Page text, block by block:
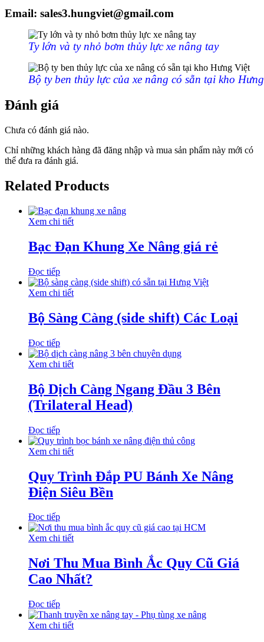
Email: sales3.hungviet@gmail.com
Ty lớn và ty nhỏ bơm thủy lực xe nâng tay
Bộ ty ben thủy lực của xe nâng có sẵn tại kho
Đánh giá
Chưa có đánh giá nào.
Chỉ những khách hàng đã đăng nhập và mua sản phẩm này mới có
thể đưa ra đánh giá.
Related Products
Xem chi tiết
Bạc Đạn Khung Xe Nâng giá rẻ
Đọc tiếp
Xem chi tiết
Bộ Sàng Càng (side shift) Các Loại
Đọc tiếp
Xem chi tiết
Bộ Dịch Càng Ngang Đầu 3 Bên
(Trilateral Head)
Đọc tiếp
Xem chi tiết
Quy Trình Đắp PU Bánh Xe Nâng
Điện Siêu Bền
Đọc tiếp
Xem chi tiết
Nơi Thu Mua Bình Ắc Quy Cũ Giá
Cao Nhất?
Đọc tiếp
Xem chi tiết